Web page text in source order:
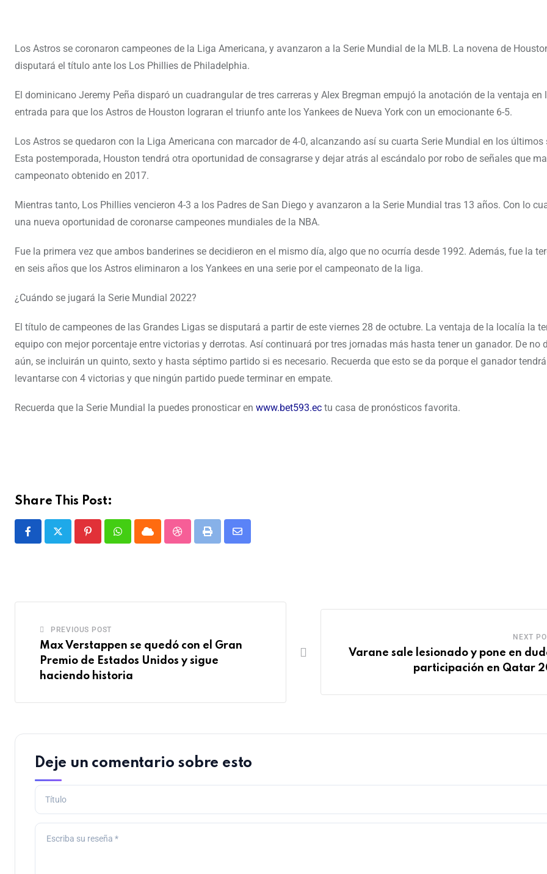
Los Astros se coronaron campeones de la Liga Americana, y avanzaron a la Serie Mundial de la MLB. La novena de
disputará el título ante los Los Phillies de Philadelphia.
El dominicano Jeremy Peña disparó un cuadrangular de tres carreras y Alex Bregman empujó la anotación de la ventaja en
entrada para que los Astros de Houston lograran el triunfo ante los Yankees de Nueva York con un emocionante 6-5.
Los Astros se quedaron con la Liga Americana con marcador de 4-0, alcanzando así su cuarta Serie Mundial en los últimos
Esta postemporada, Houston tendrá otra oportunidad de consagrarse y dejar atrás al escándalo por robo de señales que
campeonato obtenido en 2017.
Mientras tanto, Los Phillies vencieron 4-3 a los Padres de San Diego y avanzaron a la Serie Mundial tras 13 años. Con lo
una nueva oportunidad de coronarse campeones mundiales de la NBA.
Fue la primera vez que ambos banderines se decidieron en el mismo día, algo que no ocurría desde 1992. Además, fue la
en seis años que los Astros eliminaron a los Yankees en una serie por el campeonato de la liga.
¿Cuándo se jugará la Serie Mundial 2022?
El título de campeones de las Grandes Ligas se disputará a partir de este viernes 28 de octubre. La ventaja de la localía la
equipo con mejor porcentaje entre victorias y derrotas. Así continuará por tres jornadas más hasta tener un ganador. De no
aún, se incluirán un quinto, sexto y hasta séptimo partido si es necesario. Recuerda que esto se da porque el ganador
levantarse con 4 victorias y que ningún partido puede terminar en empate.
Recuerda que la Serie Mundial la puedes pronosticar en www.bet593.ec tu casa de pronósticos favorita.
Share This Post:
PREVIOUS POST
Max Verstappen se quedó con el Gran
Premio de Estados Unidos y sigue
haciendo historia
NEXT
Varane sale lesionado y pone en
participación en Qatar
Deje un comentario sobre esto